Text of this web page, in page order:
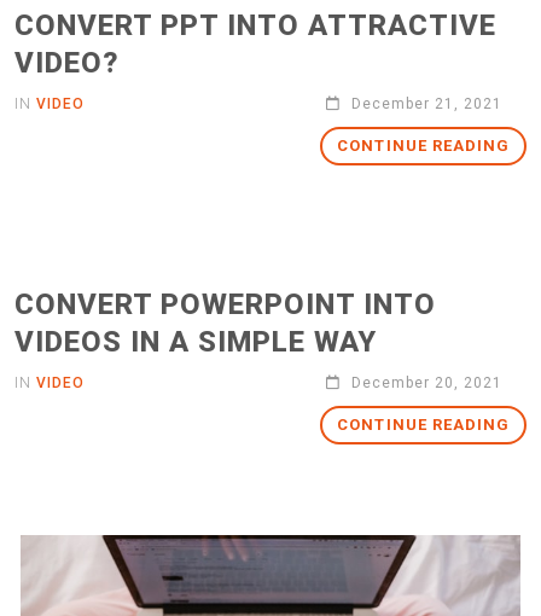
CONVERT PPT INTO ATTRACTIVE
VIDEO?
IN VIDEO December 21, 2021
CONTINUE READING
CONVERT POWERPOINT INTO
VIDEOS IN A SIMPLE WAY
IN VIDEO December 20, 2021
CONTINUE READING